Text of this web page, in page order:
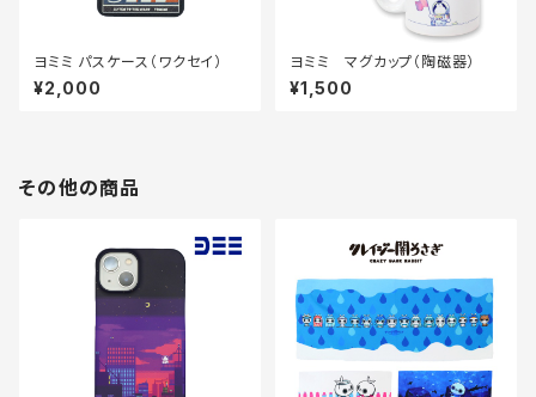
ヨミミ パスケース（ワクセイ）
¥2,000
ヨミミ マグカップ（陶磁器）
¥1,500
その他の商品